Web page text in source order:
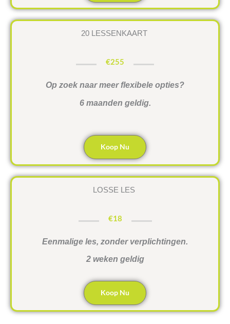
20 LESSENKAART
€255
Op zoek naar meer flexibele opties?
6 maanden geldig.
Koop Nu
LOSSE LES
€18
Eenmalige les, zonder verplichtingen.
2 weken geldig
Koop Nu